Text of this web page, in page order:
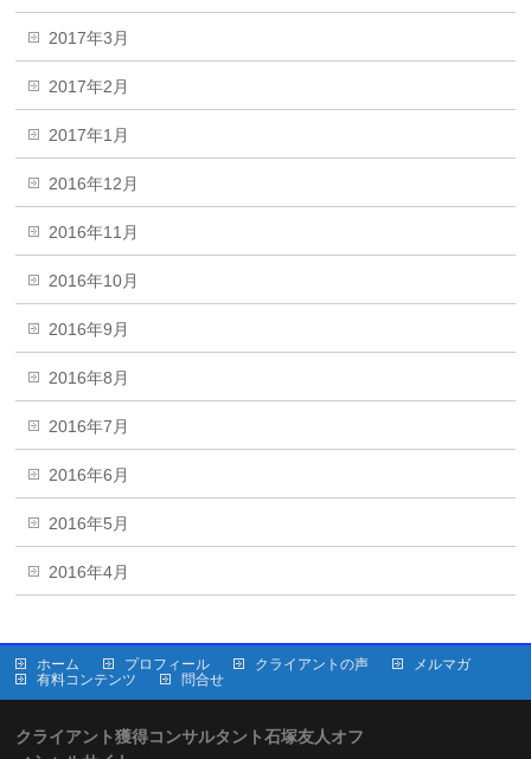
2017年3月
2017年2月
2017年1月
2016年12月
2016年11月
2016年10月
2016年9月
2016年8月
2016年7月
2016年6月
2016年5月
2016年4月
ホーム プロフィール クライアントの声
メルマガ
有料コンテンツ
問合せ
クライアント獲得コンサルタント石塚友人オフ